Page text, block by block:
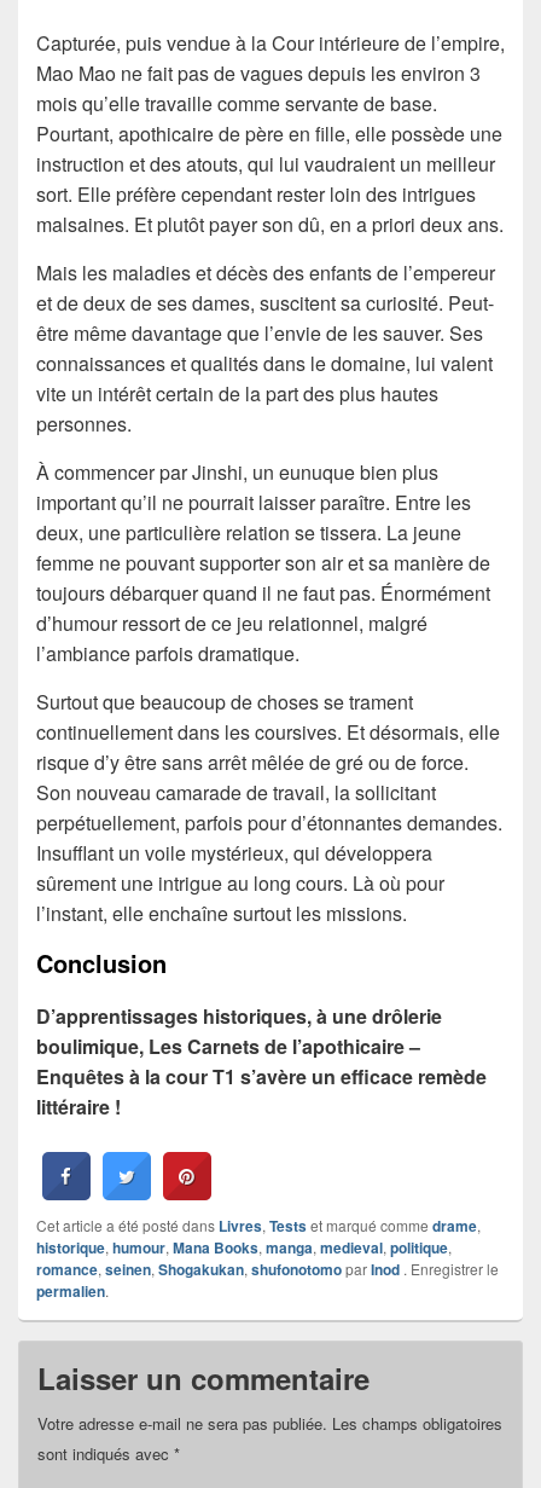
Capturée, puis vendue à la Cour intérieure de l’empire,
Mao Mao ne fait pas de vagues depuis les environ 3
mois qu’elle travaille comme servante de base.
Pourtant, apothicaire de père en fille, elle possède une
instruction et des atouts, qui lui vaudraient un meilleur
sort. Elle préfère cependant rester loin des intrigues
malsaines. Et plutôt payer son dû, en a priori deux ans.
Mais les maladies et décès des enfants de l’empereur
et de deux de ses dames, suscitent sa curiosité. Peut-
être même davantage que l’envie de les sauver. Ses
connaissances et qualités dans le domaine, lui valent
vite un intérêt certain de la part des plus hautes
personnes.
À commencer par Jinshi, un eunuque bien plus
important qu’il ne pourrait laisser paraître. Entre les
deux, une particulière relation se tissera. La jeune
femme ne pouvant supporter son air et sa manière de
toujours débarquer quand il ne faut pas. Énormément
d’humour ressort de ce jeu relationnel, malgré
l’ambiance parfois dramatique.
Surtout que beaucoup de choses se trament
continuellement dans les coursives. Et désormais, elle
risque d’y être sans arrêt mêlée de gré ou de force.
Son nouveau camarade de travail, la sollicitant
perpétuellement, parfois pour d’étonnantes demandes.
Insufflant un voile mystérieux, qui développera
sûrement une intrigue au long cours. Là où pour
l’instant, elle enchaîne surtout les missions.
Conclusion
D’apprentissages historiques, à une drôlerie
boulimique, Les Carnets de l’apothicaire –
Enquêtes à la cour T1 s’avère un efficace remède
littéraire !
Cet article a été posté dans Livres, Testset marqué comme drame,
historique, humour, Mana Books, manga, medieval, politique,
romance, seinen, Shogakukan, shufonotomoparInod . Enregistrer le
permalien.
Laisser un commentaire
Votre adresse e-mail ne sera pas publiée. Les champs obligatoires
sont indiqués avec *